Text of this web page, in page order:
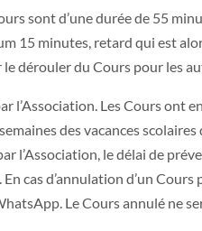
sont d’une durée de 55
15 minutes, retard qui est
dérouler du Cours pour les
l’Association. Les Cours ont
des vacances
l’Association, le délai de
cas d’annulation d’un
Le Cours annulé ne